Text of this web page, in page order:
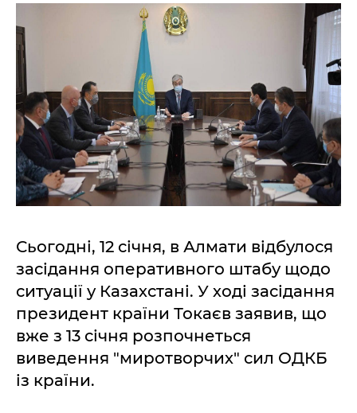
Сьогодні, 12 січня, в Алмати відбулося
засідання оперативного штабу щодо
ситуації у Казахстані. У ході засідання
президент країни Токаєв заявив, що
вже з 13 січня розпочнеться
виведення "миротворчих" сил ОДКБ
із країни.